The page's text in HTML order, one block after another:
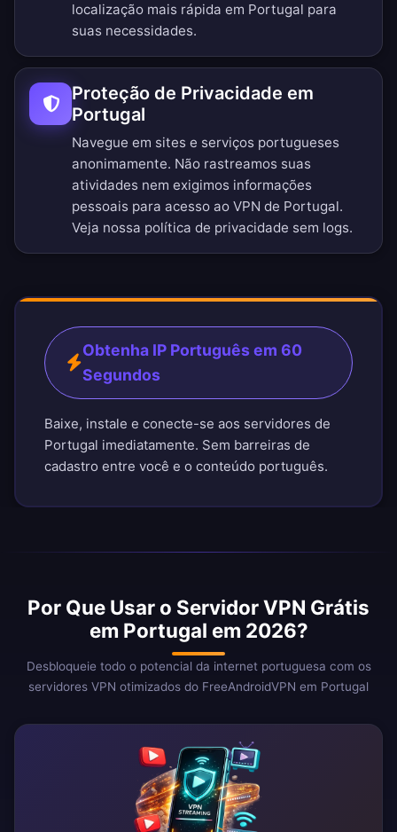
localização mais rápida em Portugal para
suas necessidades.
Proteção de Privacidade em
Portugal
Navegue em sites e serviços portugueses
anonimamente. Não rastreamos suas
atividades nem exigimos informações
pessoais para acesso ao VPN de Portugal.
Veja nossa política de privacidade sem logs.
Obtenha IP Português em 60
Segundos
Baixe, instale e conecte-se aos servidores de
Portugal imediatamente. Sem barreiras de
cadastro entre você e o conteúdo português.
Por Que Usar o Servidor VPN Grátis
em Portugal em 2026?
Desbloqueie todo o potencial da internet portuguesa com os
servidores VPN otimizados do FreeAndroidVPN em Portugal